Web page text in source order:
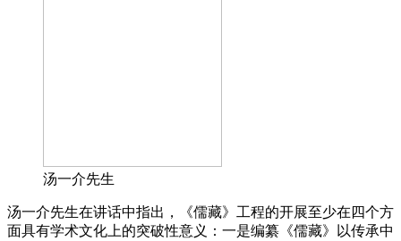
汤一介先生
汤一介先生在讲话中指出，《儒藏》工程的开展至少在四个方
面具有学术文化上的突破性意义：一是编纂《儒藏》以传承中